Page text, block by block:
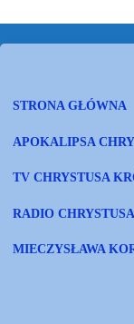
STRONA GŁÓWNA
APOKALIPSA
TV CHRYSTUSA
RADIO
MIECZYSŁAWA